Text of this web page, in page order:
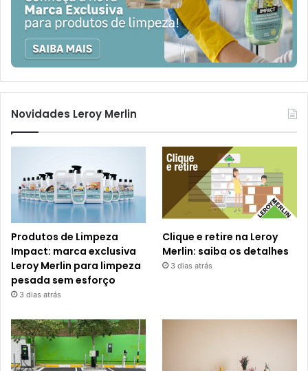
Novidades Leroy Merlin
Produtos de Limpeza
Impact: marca exclusiva
Leroy Merlin para limpeza
pesada sem esforço
3 dias atrás
Clique e retire na Leroy
Merlin: saiba os detalhes
3 dias atrás